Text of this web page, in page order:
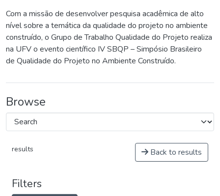
Com a missão de desenvolver pesquisa acadêmica de alto
nível sobre a temática da qualidade do projeto no ambiente
construído, o Grupo de Trabalho Qualidade do Projeto realiza
na UFV o evento científico IV SBQP – Simpósio Brasileiro
de Qualidade do Projeto no Ambiente Construído.
Browse
results Back to results
Filters